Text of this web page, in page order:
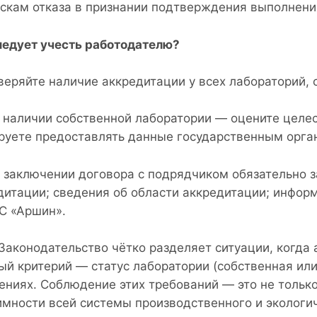
отказа в признании подтверждения
учесть работодателю?
наличие аккредитации у всех лабораторий,
собственной лаборатории — оцените
предоставлять данные государственным
договора с подрядчиком обязательно
сведения об области аккредитации;
«Аршин».
чётко разделяет ситуации,
критерий — статус лаборатории (собственная
Соблюдение этих требований — это не
всей системы производственного и